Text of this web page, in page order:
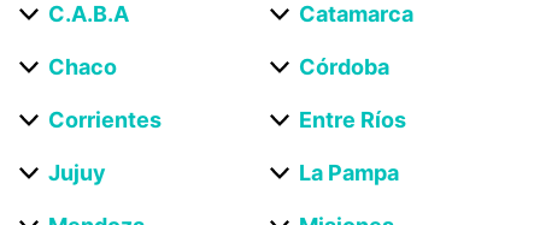
C.a.b.a Catamarca
Chaco Córdoba
Corrientes Entre Ríos
Jujuy La Pampa